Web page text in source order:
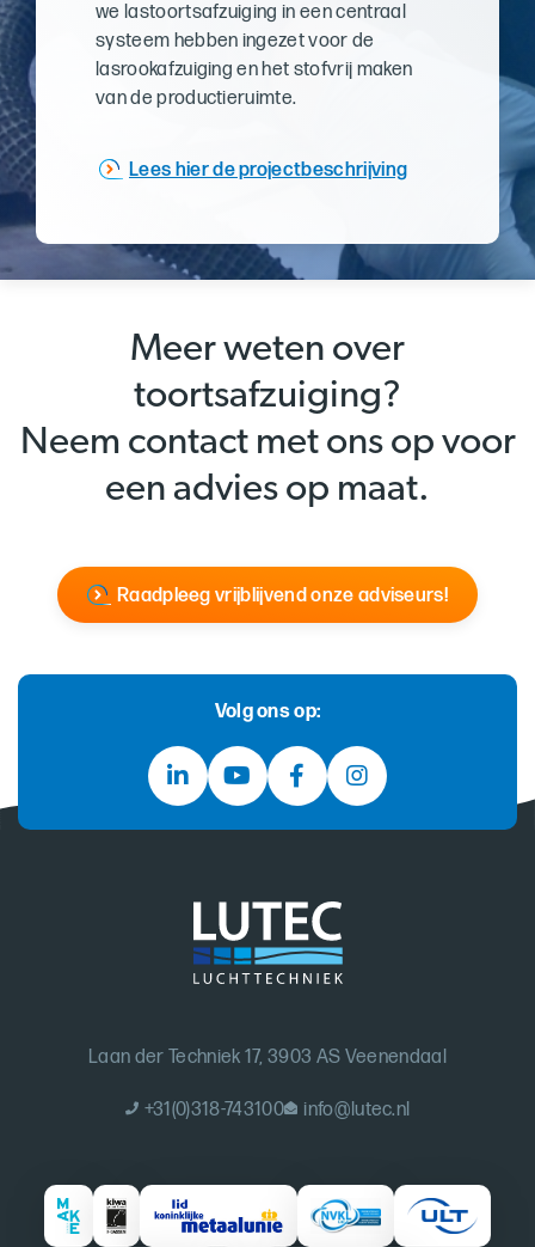
we lastoortsafzuiging in een centraal
systeem hebben ingezet voor de
lasrookafzuiging en het stofvrij maken
van de productieruimte.
Lees hier de projectbeschrijving
Meer weten over
toortsafzuiging?
Neem contact met ons op voor
een advies op maat.
Raadpleeg vrijblijvend onze adviseurs!
Volg ons op:
Laan der Techniek 17, 3903 AS Veenendaal
+31(0)318-743100 info@lutec.nl